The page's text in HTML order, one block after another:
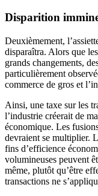
Disparition
Deuxièmement,
disparaîtra. Alors que
grands changements,
particulièrement
commerce de gros et
Ainsi, une taxe sur les
l’industrie créerait de
économique. Les
devraient se multiplier.
fins d’efficience
volumineuses peuvent
même, plutôt qu’être
transactions ne